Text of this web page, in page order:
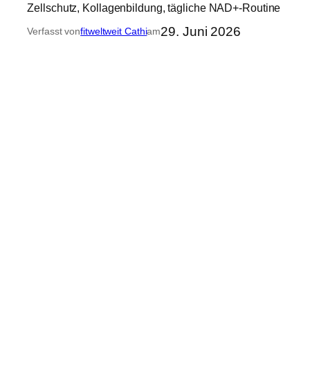
Zellschutz, Kollagenbildung, tägliche NAD+-Routine
Verfasst vonfitweltweit Cathiam29. Juni 2026